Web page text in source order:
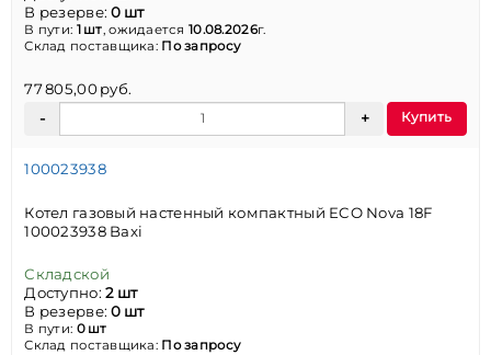
В резерве:0 шт
В пути: 1 шт, ожидается10.08.2026г.
Склад поставщика: По запросу
77 805,00 руб.
Купить
100023938
Котел газовый настенный компактный ECO Nova 18F
100023938 Baxi
Складской
Доступно:2 шт
В резерве:0 шт
В пути: 0 шт
Склад поставщика: По запросу